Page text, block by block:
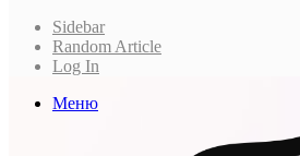
Sidebar
Random Article
Log In
Меню